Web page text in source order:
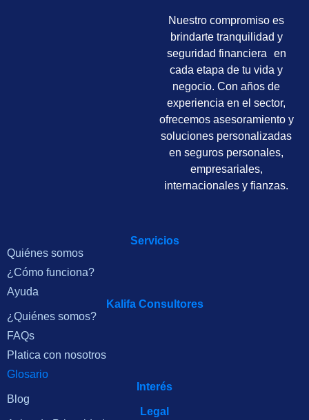
Nuestro compromiso es
brindarte tranquilidad y
seguridad financiera en
cada etapa de tu vida y
negocio. Con años de
experiencia en el sector,
ofrecemos asesoramiento y
soluciones personalizadas
en seguros personales,
empresariales,
internacionales y fianzas.
Servicios
Quiénes somos
¿Cómo funciona?
Ayuda
Kalifa Consultores
¿Quiénes somos?
FAQs
Platica con nosotros
Glosario
Interés
Blog
Legal